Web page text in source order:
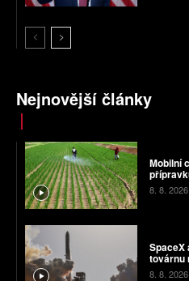
Nejnovější články
Mobilní
8. 8. 2026
SpaceX
továrnu
8. 8. 2026